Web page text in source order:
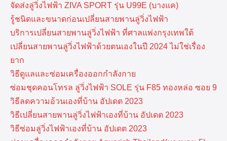
จัดส่งลู่วิ่งไฟฟ้า ZIVA SPORT รุ่น U99E (บางแค)
รู้ชนิดและขนาดก่อนเปลี่ยนสายพานลู่วิ่งไฟฟ้า
บริการเปลี่ยนสายพานลู่วิ่งไฟฟ้า ที่​ศาลแพ่งกรุงเทพ​ใต้
เปลี่ยนสายพานลู่วิ่งไฟฟ้าด้วยตนเองในปี 2024 ไม่ใช่เรื่อง
ยาก
วิธีดูแลและซ่อมเครื่องออกกำลังกาย
ซ่อมชุดคอนโทรล ลู่วิ่งไฟฟ้า SOLE รุ่น F85 ทองหล่อ ซอย 9
วิธีลดความอ้วนเองที่บ้าน อัปเดต 2023
วิธีเปลี่ยนสายพานลู่วิ่งไฟฟ้าเองที่บ้าน อัปเดต 2023
วิธีซ่อมลู่วิ่งไฟฟ้าเองที่บ้าน อัปเดต 2023